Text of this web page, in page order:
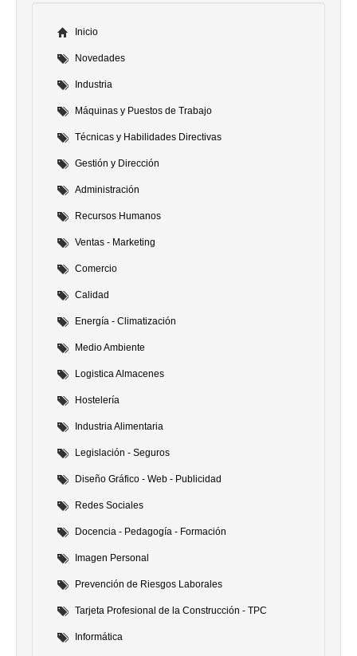
Inicio
Novedades
Industria
Máquinas y Puestos de Trabajo
Técnicas y Habilidades Directivas
Gestión y Dirección
Administración
Recursos Humanos
Ventas - Marketing
Comercio
Calidad
Energía - Climatización
Medio Ambiente
Logistica Almacenes
Hostelería
Industria Alimentaria
Legislación - Seguros
Diseño Gráfico - Web - Publicidad
Redes Sociales
Docencia - Pedagogía - Formación
Imagen Personal
Prevención de Riesgos Laborales
Tarjeta Profesional de la Construcción - TPC
Informática